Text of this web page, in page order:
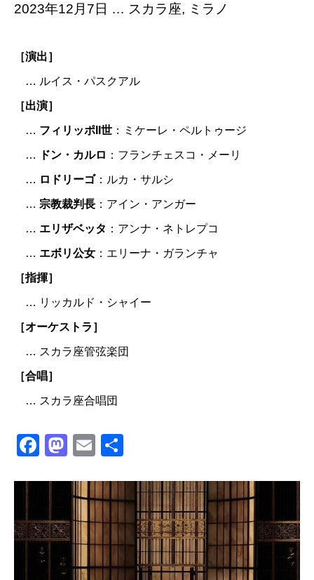
2023年12月7日 … スカラ座, ミラノ
［演出］
… ルイス・パスクアル
［出演］
… フィリッポII世 ：ミケーレ・ペルトゥージ
… ドン・カルロ ：フランチェスコ・メーリ
… ロドリーゴ：ルカ・サルシ
… 宗教裁判長 ：アイン・アンガー
… エリザベッタ ：アンナ・ネトレプコ
… エボリ公女 ：エリーナ・ガランチャ
［指揮］
… リッカルド・シャイー
［オーケストラ］
… スカラ座管弦楽団
［合唱］
… スカラ座合唱団
Facebook
Mastodon
Email